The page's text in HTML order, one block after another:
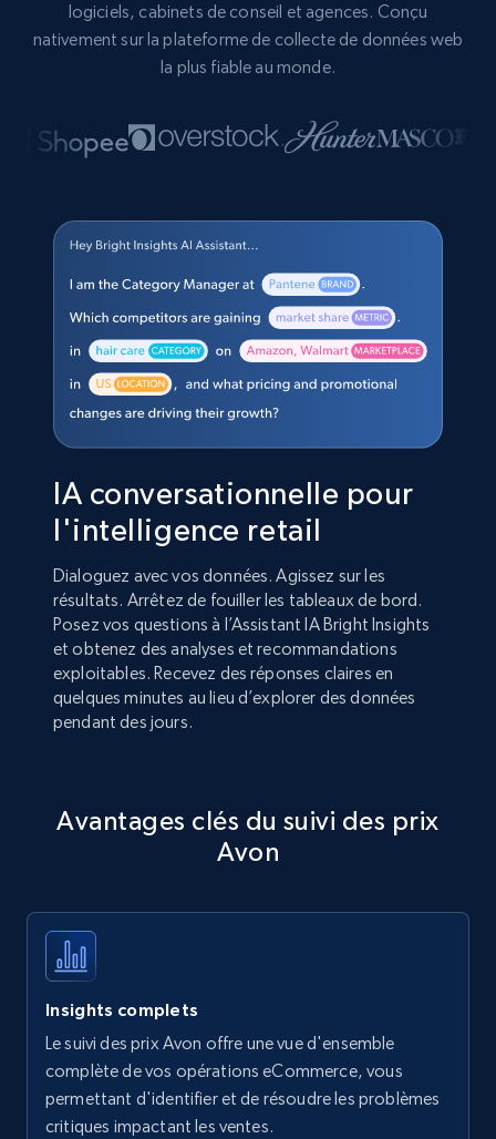
logiciels, cabinets de conseil et agences. Conçu
nativement sur la plateforme de collecte de données web
la plus fiable au monde.
IA conversationnelle pour
l'intelligence retail
Dialoguez avec vos données. Agissez sur les
résultats. Arrêtez de fouiller les tableaux de bord.
Posez vos questions à l’Assistant IA Bright Insights
et obtenez des analyses et recommandations
exploitables. Recevez des réponses claires en
quelques minutes au lieu d’explorer des données
pendant des jours.
Avantages clés du suivi des prix
Avon
Insights complets
Le suivi des prix Avon offre une vue d'ensemble
complète de vos opérations eCommerce, vous
permettant d'identifier et de résoudre les problèmes
critiques impactant les ventes.